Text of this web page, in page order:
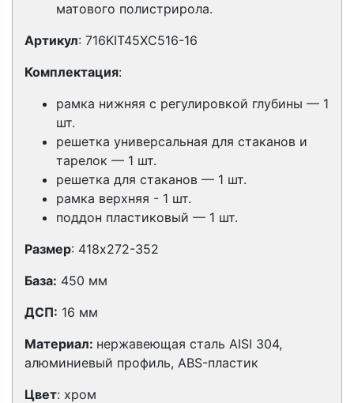
матового полистрирола.
Артикул: 716KIT45XC516-16
Комплектация:
рамка нижняя с регулировкой глубины — 1
шт.
решетка универсальная для стаканов и
тарелок — 1 шт.
решетка для стаканов — 1 шт.
рамка верхняя - 1 шт.
поддон пластиковый — 1 шт.
Размер: 418х272-352
База: 450 мм
ДСП: 16 мм
Материал: нержавеющая сталь AISI 304,
алюминиевый профиль, ABS-пластик
Цвет: хром